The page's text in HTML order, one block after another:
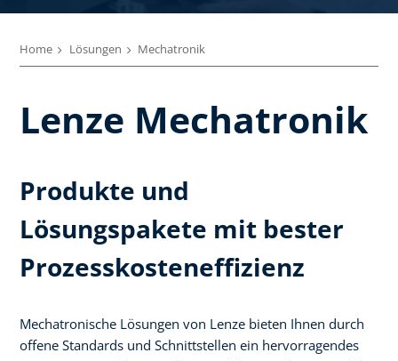
Home Lösungen Mechatronik
Lenze Mechatronik
Produkte und
Lösungspakete mit bester
Prozesskosteneffizienz
Mechatronische Lösungen von Lenze bieten Ihnen durch
offene Standards und Schnittstellen ein hervorragendes